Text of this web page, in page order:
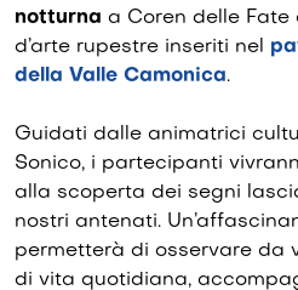
notturna a Coren delle Fate
d’arte rupestre inseriti nel
della Valle Camonica.
Guidati dalle animatrici
Sonico, i partecipanti
alla scoperta dei segni
nostri antenati.
permetterà di osservare da
di vita quotidiana,